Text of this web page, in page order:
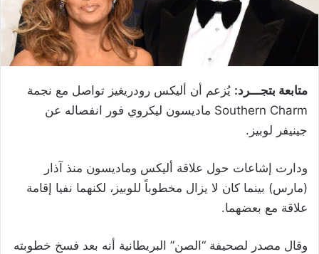
متابعة بتجـــرد: يُزعم أن أليكس رودريغيز تواصل مع نجمة
Southern Charm ماديسون ليكروي فور انفصاله عن
جينيفر لوبيز.
ودارت إشاعات حول علاقة أليكس وماديسون منذ آذار
(مارس) بينما كان لا يزال مخطوباً للوبيز، لكنهما نفيا إقامة
علاقة مع بعضهما.
وقال مصدر لصحيفة “الصن” البريطانية أنه بعد فسخ خطوبته